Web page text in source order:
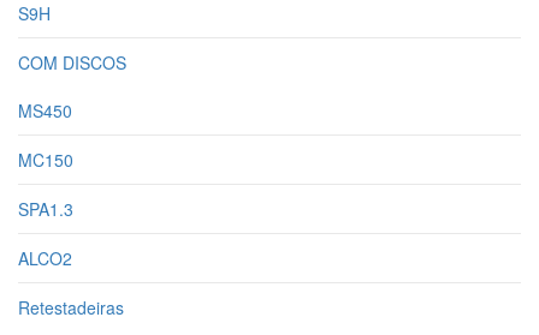
S9H
COM DISCOS
MS450
MC150
SPA1.3
ALCO2
Retestadeiras